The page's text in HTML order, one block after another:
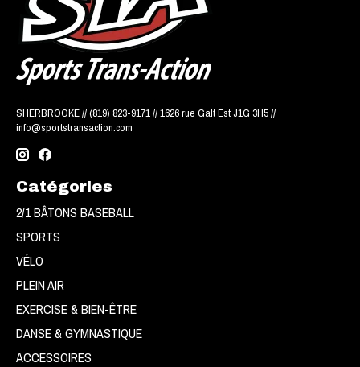
SHERBROOKE // (819) 823-9171 // 1626 rue Galt Est J1G 3H5 //
info@sportstransaction.com
Catégories
2/1 BÂTONS BASEBALL
SPORTS
VÉLO
PLEIN AIR
EXERCISE & BIEN-ÊTRE
DANSE & GYMNASTIQUE
ACCESSOIRES